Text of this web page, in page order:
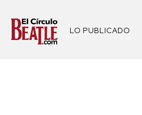
LO PUBLICADO